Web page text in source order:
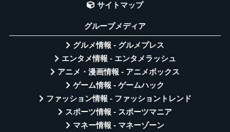
サイトマップ
グループメディア
グルメ情報 - グルメプレス
エンタメ情報 - エンタメラッシュ
アニメ・漫画情報 - アニメボックス
ゲーム情報 - ゲームハック
ファッション情報 - ファッショントレンド
スポーツ情報 - スポーツマニア
マネー情報 - マネーゾーン